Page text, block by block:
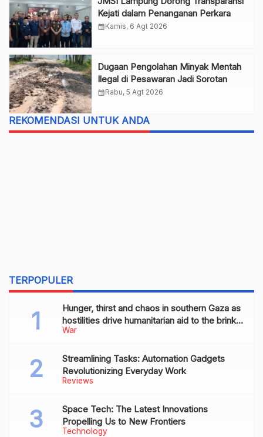
Kejati dalam Penanganan Perkara
calendar_monthKamis, 6 Agt 2026
Dugaan Pengolahan Minyak Mentah
Ilegal di Pesawaran Jadi Sorotan
calendar_monthRabu, 5 Agt 2026
REKOMENDASI UNTUK ANDA
TERPOPULER
War
Hunger, thirst and chaos in southern Gaza as
hostilities drive humanitarian aid to the brink
of collapse
Reviews
Streamlining Tasks: Automation Gadgets
Revolutionizing Everyday Work
Technology
Space Tech: The Latest Innovations
Propelling Us to New Frontiers